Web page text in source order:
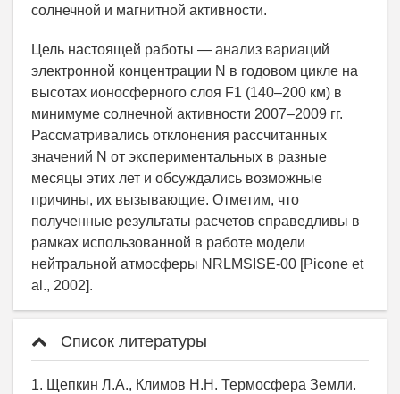
солнечной и магнитной активности.
Цель настоящей работы — анализ вариаций
электронной концентрации N в годовом цикле на
высотах ионосферного слоя F1 (140–200 км) в
минимуме солнечной активности 2007–2009 гг.
Рассматривались отклонения рассчитанных
значений N от экспериментальных в разные
месяцы этих лет и обсуждались возможные
причины, их вызывающие. Отметим, что
полученные результаты расчетов справедливы в
рамках использованной в работе модели
нейтральной атмосферы NRLMSISE-00 [Picone et
al., 2002].
Список литературы
1. Щепкин Л.А., Климов Н.Н. Термосфера Земли.